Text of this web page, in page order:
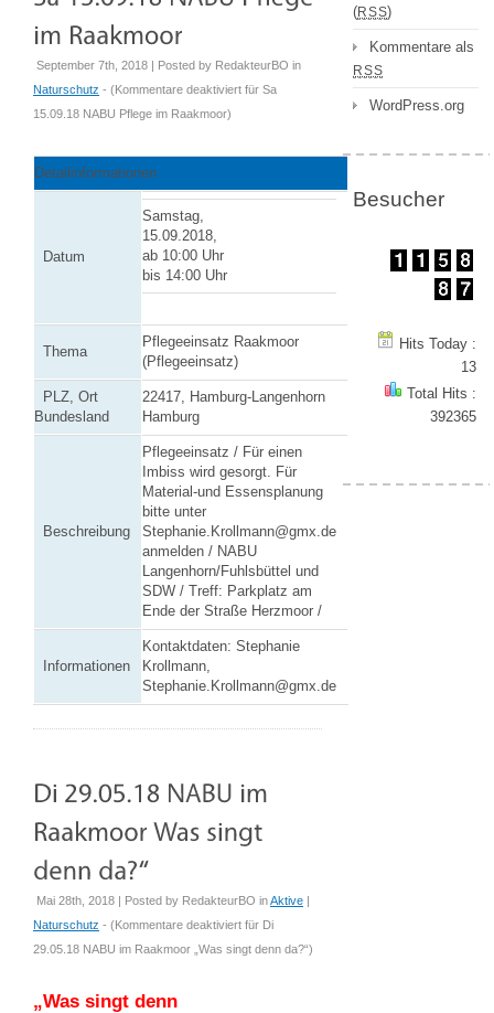
September 7th, 2018 | Posted by RedakteurBO in
Naturschutz - (Kommentare deaktiviert für Sa
15.09.18 NABU Pflege im Raakmoor)
Detailinformationen
Datum
Samstag,
15.09.2018,
ab 10:00 Uhr
bis 14:00 Uhr
Thema
Pflegeeinsatz Raakmoor
(Pflegeeinsatz)
PLZ, Ort
Bundesland
22417, Hamburg-Langenhorn
Hamburg
Beschreibung
Pflegeeinsatz / Für einen
Imbiss wird gesorgt. Für
Material-und Essensplanung
bitte unter
Stephanie.Krollmann@gmx.de
anmelden / NABU
Langenhorn/Fuhlsbüttel und
SDW / Treff: Parkplatz am
Ende der Straße Herzmoor /
Informationen
Kontaktdaten: Stephanie
Krollmann,
Stephanie.Krollmann@gmx.de
Mai 28th, 2018 | Posted by RedakteurBO inAktive |
Naturschutz - (Kommentare deaktiviert für Di
29.05.18 NABU im Raakmoor „Was singt denn da?“)
„Was singt denn
(RSS)
Kommentare als
RSS
WordPress.org
Besucher
Hits Today :
13
Total Hits :
392365